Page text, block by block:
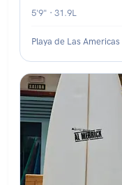
5'9" · 31.9L
Playa de Las Americas
Estado: ★★★☆☆